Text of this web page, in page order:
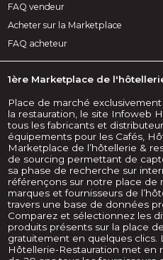
FAQ vendeur
Acheter sur la Marketplace
FAQ acheteur
1ère Marketplace de
Place de marché
la restauration, le site Infoweb
tous les fabricants et
équipements pour les Cafés,
Marketplace de l’hôtellerie &
de sourcing permettant de
sa phase de recherche sur
référençons sur notre place de
marques et fournisseurs de
travers une base de données
Comparez et sélectionnez les
produits présents sur la place
gratuitement en quelques
Hôtellerie-Restauration met en